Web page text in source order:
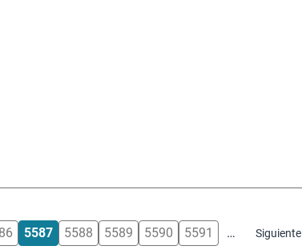
5587 5588 5589 5590 5591 … Siguiente
Siguiente página